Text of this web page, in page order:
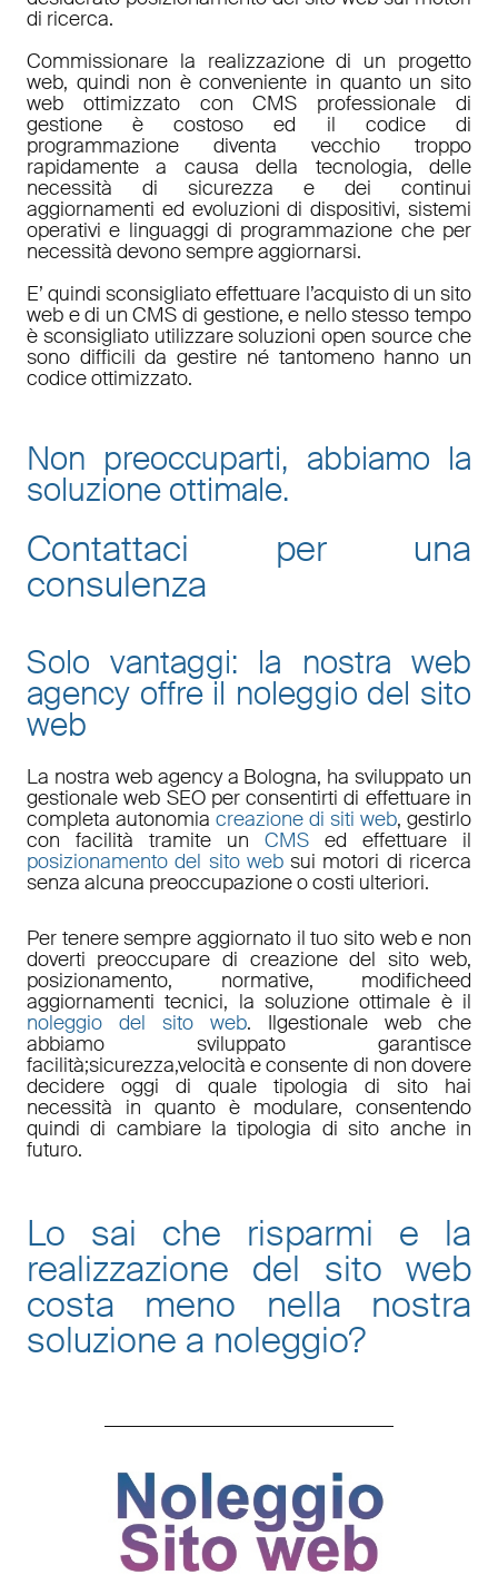
di ricerca.
Commissionare la realizzazione di un progetto
web, quindi non è conveniente in quanto un sito
web ottimizzato con CMS professionale di
gestione è costoso ed il codice di
programmazione diventa vecchio troppo
rapidamente a causa della tecnologia, delle
necessità di sicurezza e dei continui
aggiornamenti ed evoluzioni di dispositivi, sistemi
operativi e linguaggi di programmazione che per
necessità devono sempre aggiornarsi.
E’ quindi sconsigliato effettuare l’acquisto di un sito
web e di un CMS di gestione, e nello stesso tempo
è sconsigliato utilizzare soluzioni open source che
sono difficili da gestire né tantomeno hanno un
codice ottimizzato.
Non preoccuparti, abbiamo la
soluzione ottimale.
Contattaci per una
consulenza
Solo vantaggi: la nostra web
agency offre il noleggio del sito
web
La nostra web agency a Bologna, ha sviluppato un
gestionale web SEOper consentirti di effettuare in
completa autonomia creazione di siti web, gestirlo
con facilità tramite un CMS ed effettuare il
posizionamento del sito websui motori di ricerca
senza alcuna preoccupazione o costi ulteriori.
Per tenere sempre aggiornato il tuo sito web e non
doverti preoccupare di creazione del sito web,
posizionamento, normative, modificheed
aggiornamenti tecnici, la soluzione ottimale è il
noleggio del sito web. Ilgestionale webche
abbiamo sviluppato garantisce
facilità;sicurezza,velocità e consente di non dovere
decidere oggi di quale tipologia di sito hai
necessità in quanto è modulare, consentendo
quindi di cambiare la tipologia di sito anche in
futuro.
Lo sai che risparmi e la
realizzazione del sito web
costa meno nella nostra
soluzione a noleggio?